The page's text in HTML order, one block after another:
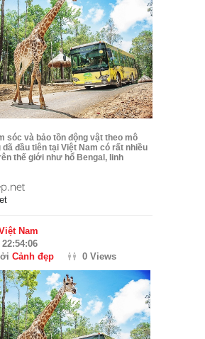
sóc và bảo tồn động vật theo mô
dã đầu tiên tại Việt Nam có rất nhiều
thế giới như hổ Bengal, linh
Nam
22:54:06
Cảnh đẹp 0 Views